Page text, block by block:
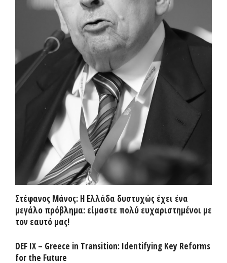
Στέφανος Μάνος: Η Ελλάδα δυστυχώς έχει ένα
μεγάλο πρόβλημα: είμαστε πολύ ευχαριστημένοι με
τον εαυτό μας!
DEF IX – Greece in Transition: Identifying Key Reforms
for the Future